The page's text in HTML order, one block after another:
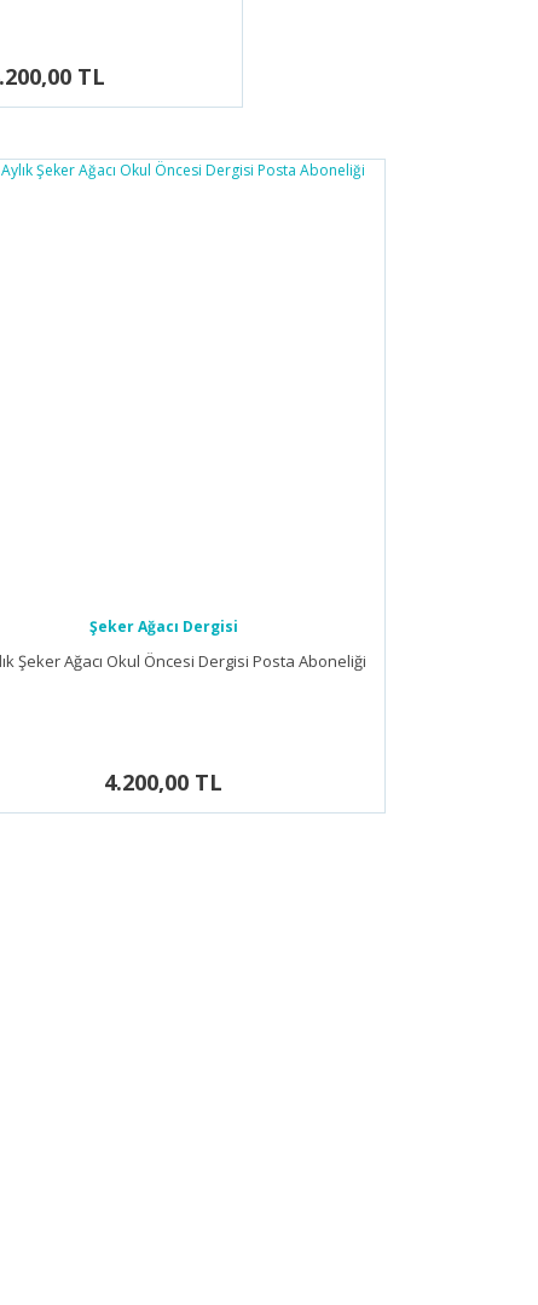
TL
Şeker Ağacı Dergisi
Şeker Ağacı Okul Öncesi Dergisi Posta Aboneliği
4.200,00 TL